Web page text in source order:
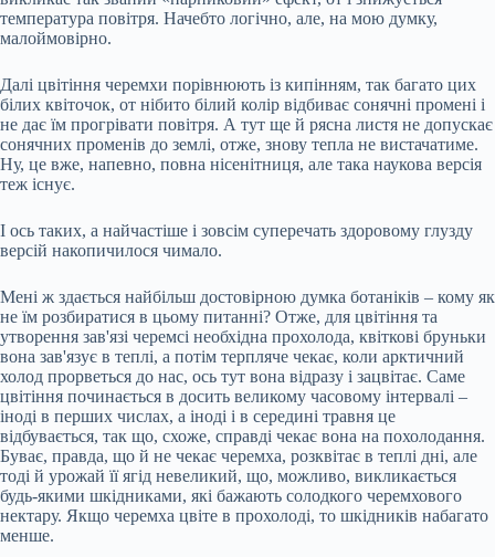
температура повітря. Начебто логічно, але, на мою думку,
малоймовірно.
Далі цвітіння черемхи порівнюють із кипінням, так багато цих
білих квіточок, от нібито білий колір відбиває сонячні промені і
не дає їм прогрівати повітря. А тут ще й рясна листя не допускає
сонячних променів до землі, отже, знову тепла не вистачатиме.
Ну, це вже, напевно, повна нісенітниця, але така наукова версія
теж існує.
І ось таких, а найчастіше і зовсім суперечать здоровому глузду
версій накопичилося чимало.
Мені ж здається найбільш достовірною думка ботаніків – кому як
не їм розбиратися в цьому питанні? Отже, для цвітіння та
утворення зав'язі черемсі необхідна прохолода, квіткові бруньки
вона зав'язує в теплі, а потім терпляче чекає, коли арктичний
холод прорветься до нас, ось тут вона відразу і зацвітає. Саме
цвітіння починається в досить великому часовому інтервалі –
іноді в перших числах, а іноді і в середині травня це
відбувається, так що, схоже, справді чекає вона на похолодання.
Буває, правда, що й не чекає черемха, розквітає в теплі дні, але
тоді й урожай її ягід невеликий, що, можливо, викликається
будь-якими шкідниками, які бажають солодкого черемхового
нектару. Якщо черемха цвіте в прохолоді, то шкідників набагато
менше.